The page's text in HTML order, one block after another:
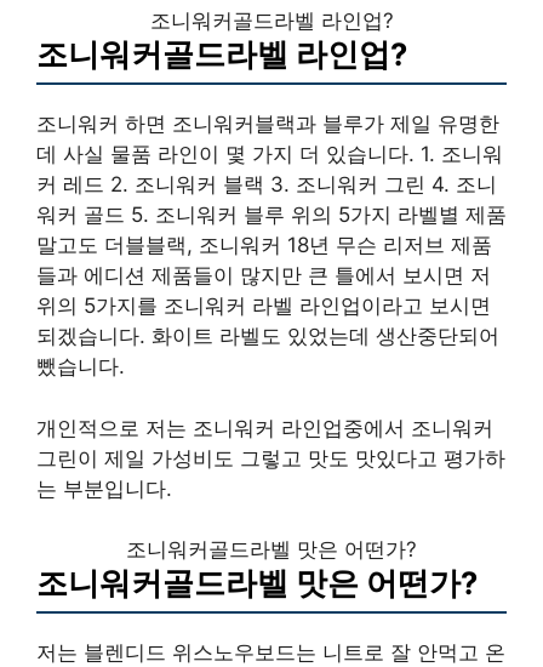
조니워커골드라벨 라인업?
조니워커골드라벨 라인업?
조니워커 하면 조니워커블랙과 블루가 제일 유명한
데 사실 물품 라인이 몇 가지 더 있습니다. 1. 조니워
커 레드 2. 조니워커 블랙 3. 조니워커 그린 4. 조니
워커 골드 5. 조니워커 블루 위의 5가지 라벨별 제품
말고도 더블블랙, 조니워커 18년 무슨 리저브 제품
들과 에디션 제품들이 많지만 큰 틀에서 보시면 저
위의 5가지를 조니워커 라벨 라인업이라고 보시면
되겠습니다. 화이트 라벨도 있었는데 생산중단되어
뺐습니다.
개인적으로 저는 조니워커 라인업중에서 조니워커
그린이 제일 가성비도 그렇고 맛도 맛있다고 평가하
는 부분입니다.
조니워커골드라벨 맛은 어떤가?
조니워커골드라벨 맛은 어떤가?
저는 블렌디드 위스노우보드는 니트로 잘 안먹고 온